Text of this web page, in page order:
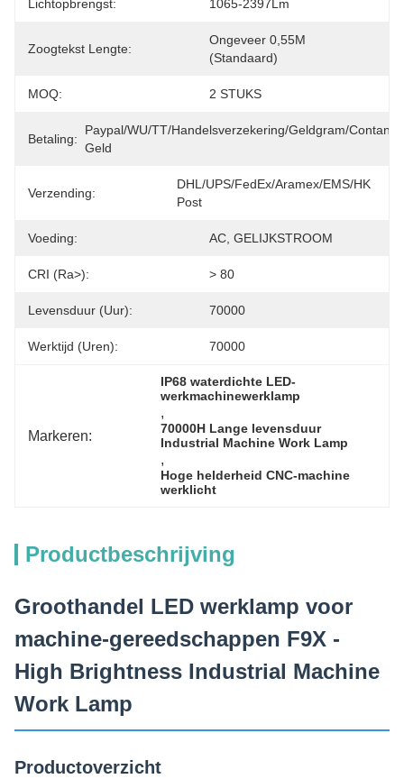
Lichtopbrengst: 1065-2397Lm
Zoogtekst Lengte:
Ongeveer 0,55M
(standaard)
MOQ: 2 STUKS
Betaling:
Paypal/WU/TT/Handelsverzekering/Geldgram/Contant
Geld
Verzending:
DHL/UPS/FedEx/Aramex/EMS/HK
Post
Voeding: AC, GELIJKSTROOM
CRI (Ra>): > 80
Levensduur (uur): 70000
Werktijd (uren): 70000
Markeren:
IP68 waterdichte LED-
werkmachinewerklamp
,
70000H Lange levensduur
Industrial Machine Work Lamp
,
Hoge helderheid CNC-machine
werklicht
Productbeschrijving
Groothandel LED werklamp voor
machine-gereedschappen F9X -
High Brightness Industrial Machine
Work Lamp
Productoverzicht